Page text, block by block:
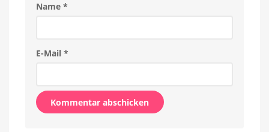
Name *
E-Mail *